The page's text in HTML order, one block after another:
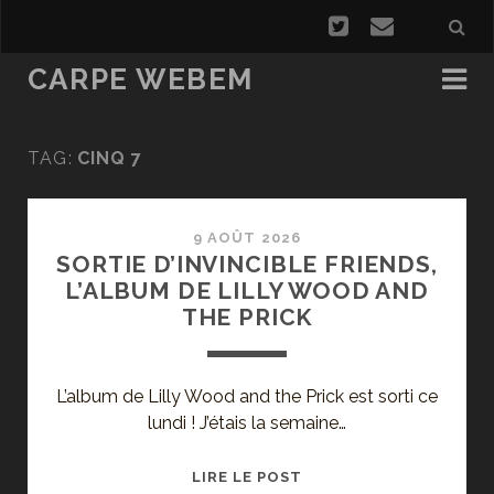
CARPE WEBEM
TAG: CINQ 7
9 AOÛT 2026
SORTIE D’INVINCIBLE FRIENDS,
L’ALBUM DE LILLY WOOD AND
THE PRICK
L’album de Lilly Wood and the Prick est sorti ce
lundi ! J’étais la semaine…
LIRE LE POST